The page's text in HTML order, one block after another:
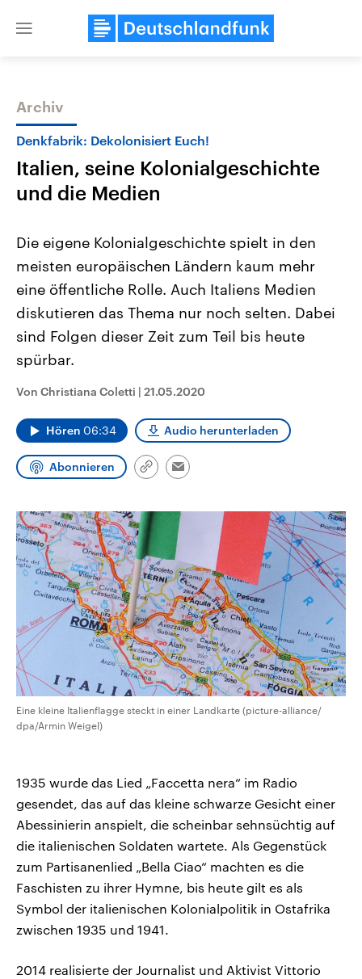
Close
Themen
Landtagswahl Sachsen-Anhalt
2026
Alle Informationen
Sachsen-Anhalt wählt am 6.
September 2026 einen neuen
Landtag. Seit 2021 wird das
Bundesland von einer Koalition aus
CDU, SPD und FDP regiert.-
Umfragen, Prognosen,
Wahlprogramme, aktuelle Berichte
und Kandidaten der anstehenden
Wahl.
USA
Aktuelle Beiträge,
Hintergründe
Wirtschaftlich und
gehören die Vereinigten
den mächtigsten Ländern
Archiv
Denkfabrik: Dekolonisiert Euch!
Italien, seine Kolonialgeschichte
und die Medien
Die eigene Kolonialgeschichte spielt in den
meisten europäischen Ländern kaum mehr
eine öffentliche Rolle. Auch Italiens Medien
diskutieren das Thema nur noch selten. Dabei
sind Folgen dieser Zeit zum Teil bis heute
spürbar.
Von Christiana Coletti | 21.05.2020
Hören 06:34 Audio herunterladen
Abonnieren
Link
Email
Eine kleine Italienflagge steckt in einer Landkarte (picture-alliance/
dpa/Armin Weigel)
1935 wurde das Lied „Faccetta nera“ im Radio
gesendet, das auf das kleine schwarze Gesicht einer
Abessinierin anspielt, die scheinbar sehnsüchtig auf
die italienischen Soldaten wartete. Als Gegenstück
zum Partisanenlied „Bella Ciao“ machten es die
Faschisten zu ihrer Hymne, bis heute gilt es als
Symbol der italienischen Kolonialpolitik in Ostafrika
zwischen 1935 und 1941.
2014 realisierte der Journalist und Aktivist Vittorio